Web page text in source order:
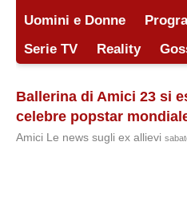
Uomini e Donne
Serie TV
Reality
Ballerina di Amici 23 si
celebre popstar
Amici Le news sugli ex allievi